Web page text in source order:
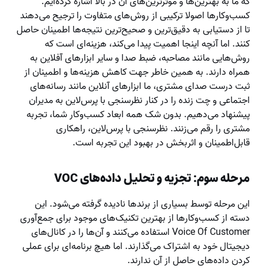
کسب‌وکارها اصولا ترکیبی از روش‌های متفاوت را ترجیح می‌دهند
تا از دستیابی به دقیق‌ترین و صحیح‌ترین نتیجه‌ها اطمینان حاصل
کنند. اما آنچه اینجا اهمیت پیدا می‌کند، هزینه‌ای است که
روش‌هایی مانند مصاحبه، ضبط صدا و سایر ابزارهای آفلاین به
همراه دارند. به همین خاطر جهت کاهش هزینه‌ها و اطمینان از
ثبت درست صدای مشتری، ما ابزارهای آنلاین مانند رسانه‌های
اجتماعی و چت زنده را در کنار نظرسنجی‌ با پرس‌لاین به مدیران
پیشنهاد می‌دهیم. بدون شک همه ابعاد کسب‌وکار شما، تجربه
مشتری را رقم می‌زنند. نظرسنجی با پرس‌لاین، راهکاری
قابل‌اطمینان و اثربخش در بهبود این تجربه است.
مرحله سوم: تجزیه و تحلیل داده‌های VOC
این مرحله توسط بسیاری از برندها نادیده گرفته می‌شود. این
دسته از کسب‌وکارها از بهترین تکنیک‌های موجود برای جمع‌آوری
Voice Of Customer استفاده می‌کنند و آن‌ها را در کانال‌های
دیجیتال خود به اشتراک می‌گذارند. اما هیچ برنامه‌ای برای عملی
کردن داده‌های حاصل از آن ندارند.